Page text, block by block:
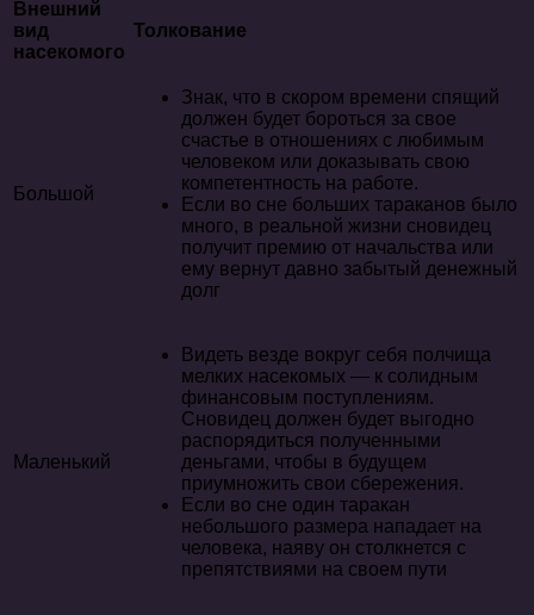
Внешний
вид
насекомого
Толкование
Большой
Знак, что в скором времени спящий
должен будет бороться за свое
счастье в отношениях с любимым
человеком или доказывать свою
компетентность на работе.
Если во сне больших тараканов было
много, в реальной жизни сновидец
получит премию от начальства или
ему вернут давно забытый денежный
долг
Маленький
Видеть везде вокруг себя полчища
мелких насекомых — к солидным
финансовым поступлениям.
Сновидец должен будет выгодно
распорядиться полученными
деньгами, чтобы в будущем
приумножить свои сбережения.
Если во сне один таракан
небольшого размера нападает на
человека, наяву он столкнется с
препятствиями на своем пути